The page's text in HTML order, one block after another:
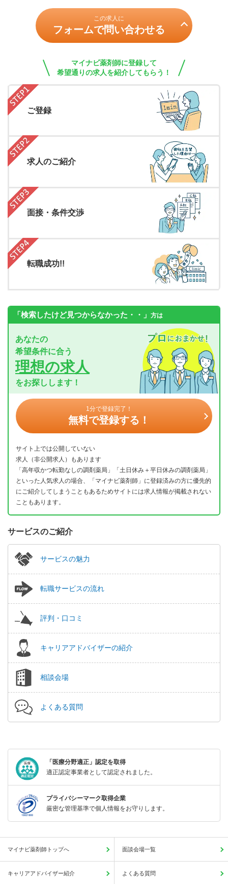
この求人に
フォームで問い合わせる
マイナビ薬剤師に登録して
希望通りの求人を紹介してもらう！
ご登録
求人のご紹介
面接・条件交渉
転職成功!!
「検索したけど見つからなかった・・」 方は
あなたの
希望条件に合う
理想の求人
をお探しします！
1分で登録完了！
無料で登録する！
サイト上では公開していない
求人（非公開求人）もあります
「高年収かつ転勤なしの調剤薬局」「土日休み＋平日休みの調剤薬局」
といった人気求人の場合、「マイナビ薬剤師」に登録済みの方に優先的
にご紹介してしまうこともあるためサイトには求人情報が掲載されない
こともあります。
サービスのご紹介
サービスの魅力
転職サービスの流れ
評判・口コミ
キャリアアドバイザーの紹介
相談会場
よくある質問
「医療分野適正」認定を取得
適正認定事業者として認定されました。
プライバシーマーク取得企業
厳密な管理基準で個人情報をお守りします。
マイナビ薬剤師トップへ 面談会場一覧
キャリアアドバイザー紹介 よくある質問